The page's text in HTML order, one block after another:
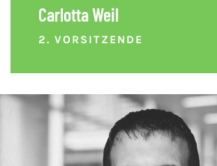
Carlotta Weil
2. VORSITZENDE